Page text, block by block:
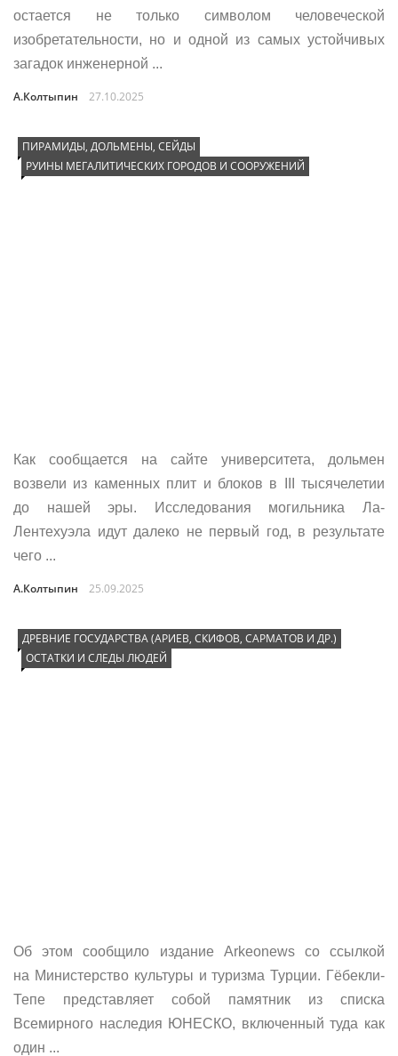
остается не только символом человеческой
изобретательности, но и одной из самых устойчивых
загадок инженерной ...
А.Колтыпин 27.10.2025
ПИРАМИДЫ, ДОЛЬМЕНЫ, СЕЙДЫ
РУИНЫ МЕГАЛИТИЧЕСКИХ ГОРОДОВ И СООРУЖЕНИЙ
Как сообщается на сайте университета, дольмен
возвели из каменных плит и блоков в III тысячелетии
до нашей эры. Исследования могильника Ла-
Лентехуэла идут далеко не первый год, в результате
чего ...
А.Колтыпин 25.09.2025
ДРЕВНИЕ ГОСУДАРСТВА (АРИЕВ, СКИФОВ, САРМАТОВ И ДР.)
ОСТАТКИ И СЛЕДЫ ЛЮДЕЙ
Об этом сообщило издание Arkeonews со ссылкой
на Министерство культуры и туризма Турции. Гёбекли-
Тепе представляет собой памятник из списка
Всемирного наследия ЮНЕСКО, включенный туда как
один ...